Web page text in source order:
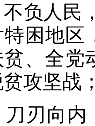
人民，
困地区
、全党
攻坚战；
向内，